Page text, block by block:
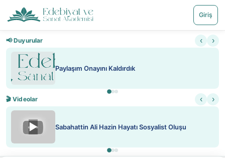
Giriş
📢 Duyurular ‹ ›
Nadir içeriklere kısıtlama ve kredi sistemi getirildi
🎬 Videolar ‹ ›
▶ ATEŞ YAKMAK KONU ÖZET J. LONDON